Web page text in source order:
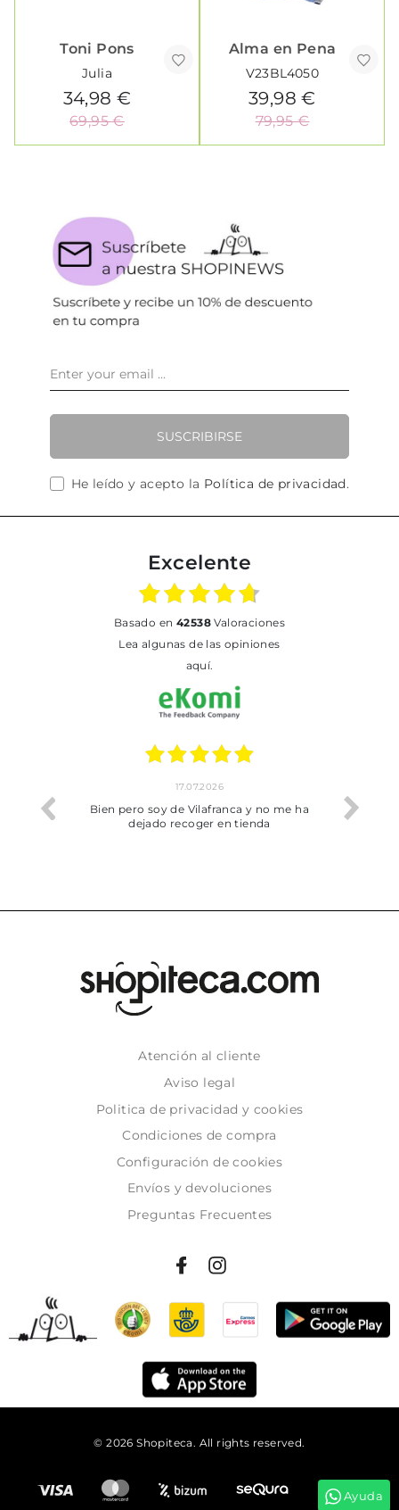
Toni Pons
Julia
34,98 €
69,95 €
Alma en Pena
V23BL4050
39,98 €
79,95 €
SUSCRIBIRSE
He leído y acepto la Política de privacidad.
Excelente
basado en 42538Valoraciones
Lea algunas de las opiniones
aquí.
trobat
17.07.2026
Bien pero soy de Vilafranca y no me ha
dejado recoger en tienda
Atención al cliente
Aviso legal
Politica de privacidad y cookies
Condiciones de compra
Configuración de cookies
Envíos y devoluciones
Preguntas Frecuentes
© 2026 Shopiteca. All rights reserved.
Ayuda